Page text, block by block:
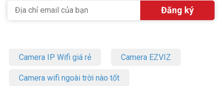
Camera IP Wifi giá rẻ Camera EZVIZ
Camera wifi ngoài trời nào tốt